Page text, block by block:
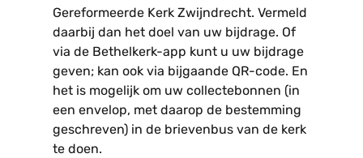
Gereformeerde Kerk Zwijndrecht. Vermeld
daarbij dan het doel van uw bijdrage. Of
via de Bethelkerk-app kunt u uw bijdrage
geven; kan ook via bijgaande QR-code. En
het is mogelijk om uw collectebonnen (in
een envelop, met daarop de bestemming
geschreven) in de brievenbus van de kerk
te doen.